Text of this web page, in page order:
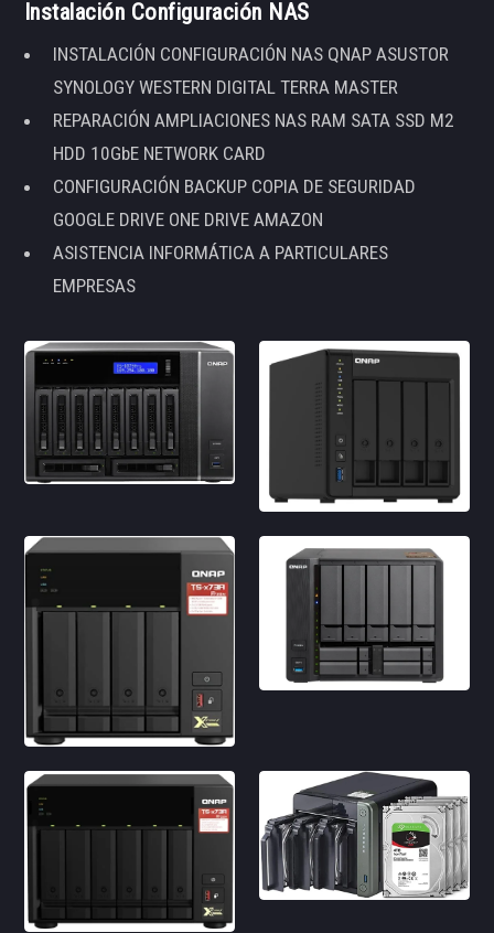
Instalación Configuración NAS
INSTALACIÓN CONFIGURACIÓN NAS QNAP ASUSTOR
SYNOLOGY WESTERN DIGITAL TERRA MASTER
REPARACIÓN AMPLIACIONES NAS RAM SATA SSD M2
HDD 10GbE NETWORK CARD
CONFIGURACIÓN BACKUP COPIA DE SEGURIDAD
GOOGLE DRIVE ONE DRIVE AMAZON
ASISTENCIA INFORMÁTICA A PARTICULARES
EMPRESAS